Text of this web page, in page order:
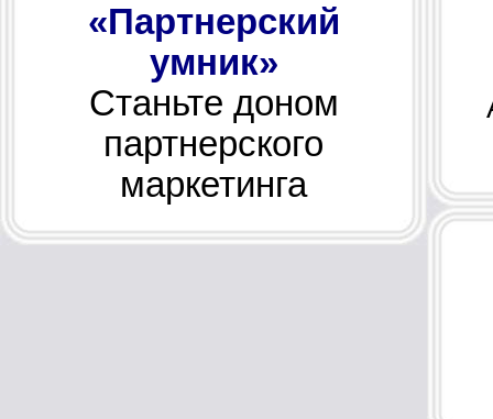
«Партнерский
умник»
Станьте доном
партнерского
маркетинга